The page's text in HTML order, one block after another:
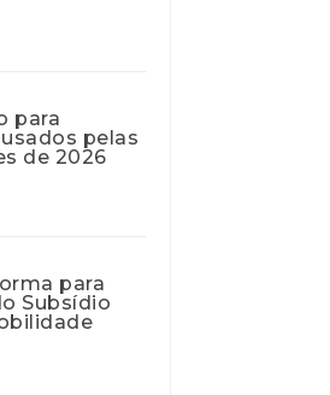
para
pelas
de 2026
para
Subsídio